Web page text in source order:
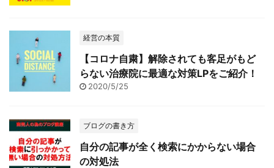
経営の本質
【コロナ自粛】解除されても客足がもど
らない治療院に最適な対策LPをご紹介！
2020/5/25
ブログの書き方
自分の記事が全く検索にかからない場合
の対処法